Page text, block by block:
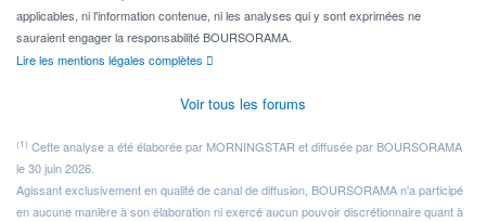
applicables, ni l'information contenue, ni les analyses qui y sont exprimées ne
sauraient engager la responsabilité BOURSORAMA.
Lire les mentions légales complètes
Voir tous les forums
(1) Cette analyse a été élaborée par MORNINGSTAR et diffusée par BOURSORAMA
le 30 juin 2026.
Agissant exclusivement en qualité de canal de diffusion, BOURSORAMA n'a participé
en aucune manière à son élaboration ni exercé aucun pouvoir discrétionnaire quant à